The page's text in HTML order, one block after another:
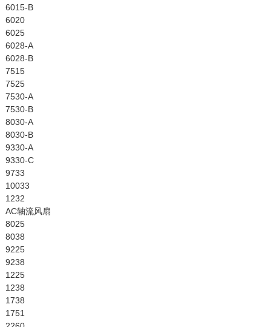
6015-B
6020
6025
6028-A
6028-B
7515
7525
7530-A
7530-B
8030-A
8030-B
9330-A
9330-C
9733
10033
1232
AC轴流风扇
8025
8038
9225
9238
1225
1238
1738
1751